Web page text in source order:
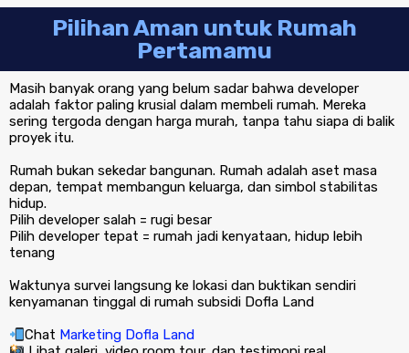
Pilihan Aman untuk Rumah
Pertamamu
Masih banyak orang yang belum sadar bahwa developer
adalah faktor paling krusial dalam membeli rumah. Mereka
sering tergoda dengan harga murah, tanpa tahu siapa di balik
proyek itu.
Rumah bukan sekedar bangunan. Rumah adalah aset masa
depan, tempat membangun keluarga, dan simbol stabilitas
hidup.
Pilih developer salah = rugi besar
Pilih developer tepat = rumah jadi kenyataan, hidup lebih
tenang
Waktunya survei langsung ke lokasi dan buktikan sendiri
kenyamanan tinggal di rumah subsidi Dofla Land
Chat Marketing Dofla Land